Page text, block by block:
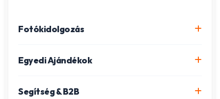
Fotókidolgozás
Igazolványkép készítés
Egyedi Ajándékok
Segítség & B2B